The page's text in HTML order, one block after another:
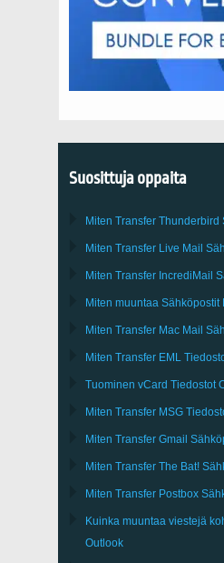
Suosittuja oppaita
Miten Transfer Thunderbird
Miten Transfer Live Mail
Miten Transfer IncrediMail
Miten muuntaa Sähköpostit
Miten Transfer Mac Mail
Miten Transfer EML
Tuominen vCard Tiedostot
Miten Transfer MSG
Miten Transfer Gmail
Miten Transfer The Bat!
Miten Transfer Postbox
Kuinka muuntaa viestejä
Outlook